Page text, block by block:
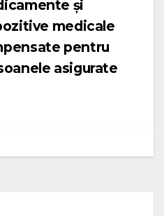
și
medicale
pentru
asigurate